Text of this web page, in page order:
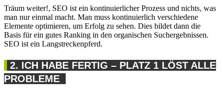
Träum weiter!, SEO ist ein kontinuierlicher Prozess und nichts, was
man nur einmal macht. Man muss kontinuierlich verschiedene
Elemente optimieren, um Erfolg zu sehen. Dies bildet dann die
Basis für ein gutes Ranking in den organischen Suchergebnissen.
SEO ist ein Langstreckenpferd.
2. ICH HABE FERTIG – PLATZ 1 LÖST ALLE
PROBLEME